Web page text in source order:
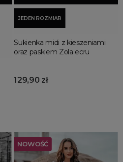
JEDEN ROZMIAR
Sukienka midi z kieszeniami
oraz paskiem Zola ecru
129,90 zł
NOWOŚĆ